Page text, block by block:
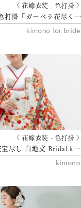
〈 花嫁衣装 - 色打掛 〉
TANAN丹庵 色打掛「ガーベラ花尽くし」
kimono for bride
〈 花嫁衣装 - 色打掛 〉
色打掛 壺垂菊花宝尽し 白地文 Bridal kimono TANAN丹庵
kimono